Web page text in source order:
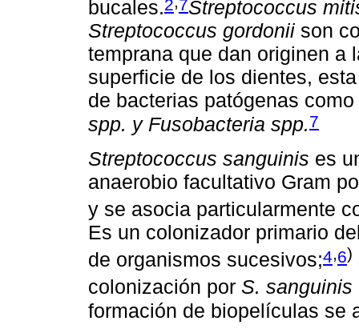
bucales.2 7Streptococcus
Streptococcus gordonii son
temprana que dan originen a
superficie de los dientes,
de bacterias patógenas como
spp. y Fusobacteria spp.7
Streptococcus sanguinis es
anaerobio facultativo Gram
y se asocia particularmente
Es un colonizador primario
de organismos sucesivos;4,6)
colonización por S. sanguinis
formación de biopelículas se